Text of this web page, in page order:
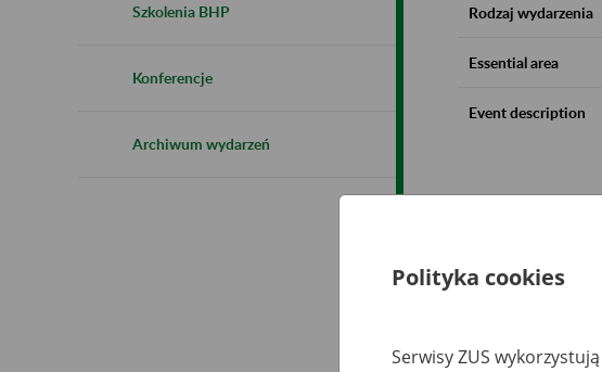
Szkolenia BHP
Konferencje
Archiwum wydarzeń
Rodzaj wydarzenia
Essential area
Event description
Polityka cookies
Serwisy ZUS